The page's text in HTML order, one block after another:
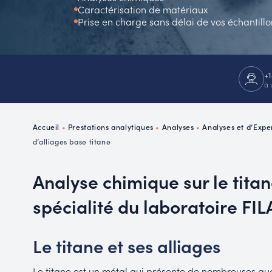
Caractérisation de matériaux
Prise en charge sans délai de vos
à
Accueil • Prestations analytiques • Analyses •Analyses et
d’alliages base titane
Analyse chimique sur le
spécialité du laboratoire
Le titane et ses alliages